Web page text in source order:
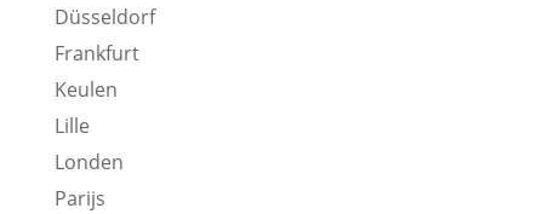
Düsseldorf
Frankfurt
Keulen
Lille
Londen
Parijs